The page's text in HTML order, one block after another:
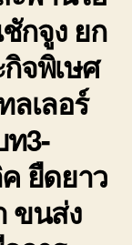
กจูง ยก
จพิเษศ
ลเลอร์
ท3-
ยืดยาว
ขนส่ง